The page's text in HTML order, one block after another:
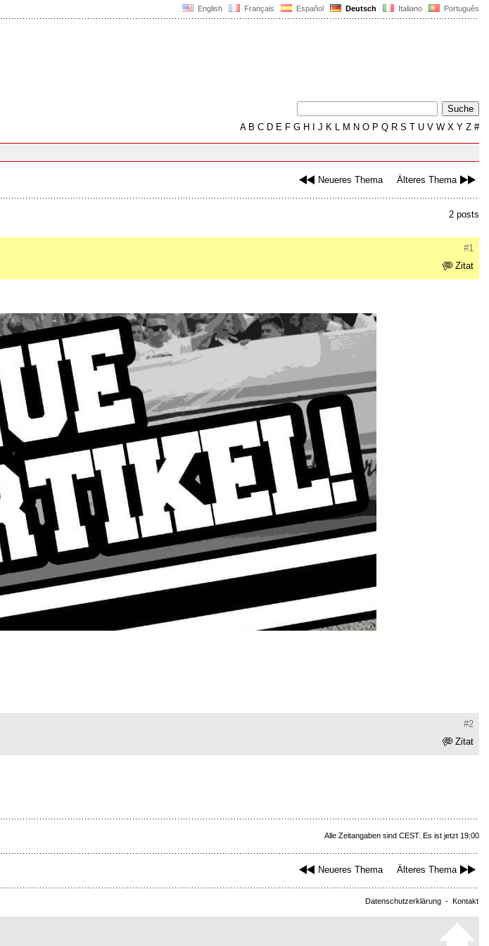
English Français Español Deutsch Italiano Português
AB C D E F G H J K L M N O P Q R S T U V W X Y Z #
Neueres Thema Älteres Thema
2 posts
#1
Zitat
#2
Zitat
Alle Zeitangaben sind CEST. Es ist jetzt 19:00
Neueres Thema Älteres Thema
Datenschutzerklärung - Kontakt